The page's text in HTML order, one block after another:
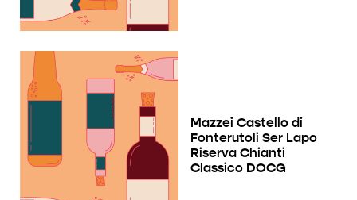
Mazzei Castello di
Fonterutoli Ser Lapo
Riserva Chianti
Classico DOCG